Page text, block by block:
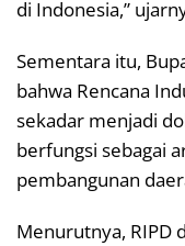
di Indonesia,”
Sementara itu,
bahwa Rencana
sekadar menjadi
berfungsi sebagai
pembangunan
Menurutnya, RIPD